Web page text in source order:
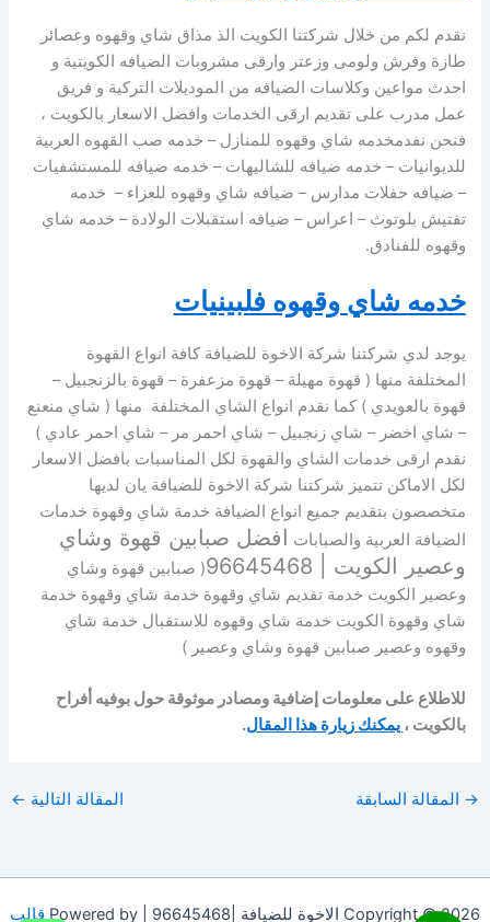
نقدم لكم من خلال شركتنا الكويت الذ مذاق شاي وقهوه وعصائر
طازة وفرش ولومى وزعتر وارقى مشروبات الضيافه الكويتية و
احدث مواعين وكلاسات الضيافه من الموديلات التركية و فريق
عمل مدرب على تقديم ارقى الخدمات وافضل الاسعار بالكويت ،
فنحن نفدمخدمه شاي وقهوه للمنازل – خدمه صب القهوه العربية
للديوانيات – خدمه ضيافه للشاليهات – خدمه ضيافه للمستشفيات
– ضيافه حفلات مدارس – ضيافه شاي وقهوه للعزاء – خدمه
تفتيش بلوتوث – اعراس – ضيافه استقبلات الولادة – خدمه شاي
وقهوه للفنادق.
خدمه شاي وقهوه فلبينيات
يوجد لدي شركتنا شركة الاخوة للضيافة كافة انواع القهوة
المختلفة منها ( قهوة مهيلة – قهوة مزعفرة – قهوة بالزنجبيل –
قهوة بالعويدي ) كما نقدم انواع الشاي المختلفة منها ( شاي منعنع
– شاي اخضر – شاي زنجبيل – شاي احمر مر – شاي احمر عادي )
نقدم ارقى خدمات الشاي والقهوة لكل المناسبات بافضل الاسعار
لكل الاماكن تتميز شركتنا شركة الاخوة للضيافة يان لديها
متخصصون بتقديم جميع انواع الضيافة خدمة شاي وقهوة خدمات
الضيافة العربية والصبابات افضل صبابين قهوة وشاي
وعصير الكويت | 96645468
( صبابين قهوة وشاي
وعصير الكويت خدمة تقديم شاي وقهوة خدمة شاي وقهوة خدمة
شاي وقهوة الكويت خدمة شاي وقهوه للاستقبال خدمة شاي
وقهوه وعصير صبابين قهوة وشاي وعصير )
للاطلاع على معلومات إضافية ومصادر موثوقة حول بوفيه أفراح
بالكويت ، يمكنك زيارة هذا المقال.
→ المقالة السابقة المقالة التالية ←
Copyright © 2026 الاخوة للضيافة |96645468 | Powered by قالب